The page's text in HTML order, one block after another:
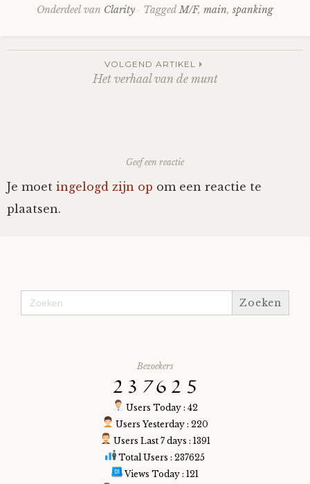
Bill-A-Cook
Fioontje
Jack
BillOnderdeel van Clarity TaggedM/F, main, spanking
Post
VOLGEND ARTIKEL
Het verhaal van de munt
Geef een reactie
Je moet ingelogd zijn op om een reactie te
plaatsen.
Zoek
naar:
Bezoekers
Users Today : 42
Users Yesterday : 220
Users Last 7 days : 1391
Total Users : 237625
Views Today : 121